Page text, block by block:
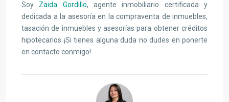
Soy Zaida Gordillo, agente inmobiliario certificada y
dedicada a la asesoría en la compraventa de inmuebles,
tasación de inmuebles y asesorías para obtener créditos
hipotecarios ¡Si tienes alguna duda no dudes en ponerte
en contacto conmigo!